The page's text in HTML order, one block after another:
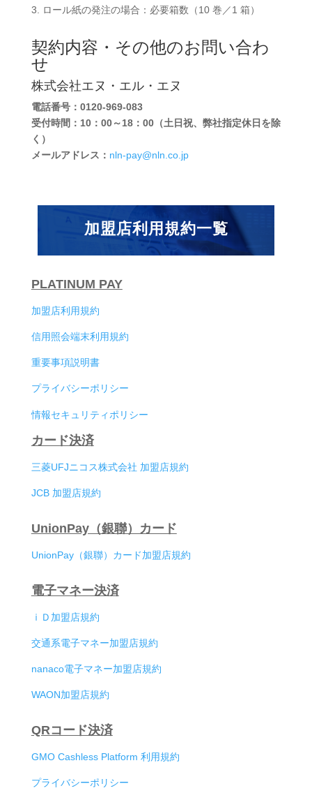
3. ロール紙の発注の場合：必要箱数（10 巻／1 箱）
契約内容・その他のお問い合わ
せ
株式会社エヌ・エル・エヌ
電話番号：0120-969-083
受付時間：10：00～18：00（土日祝、弊社指定休日を除
く）
メールアドレス： nln-pay@nln.co.jp
加盟店利用規約一覧
PLATINUM PAY
加盟店利用規約
信用照会端末利用規約
重要事項説明書
プライバシーポリシー
情報セキュリティポリシー
カード決済
三菱UFJニコス株式会社 加盟店規約
JCB 加盟店規約
UnionPay（銀聯）カード
UnionPay（銀聯）カード加盟店規約
電子マネー決済
ｉＤ加盟店規約
交通系電子マネー加盟店規約
nanaco電子マネー加盟店規約
WAON加盟店規約
QRコード決済
GMO Cashless Platform 利用規約
プライバシーポリシー